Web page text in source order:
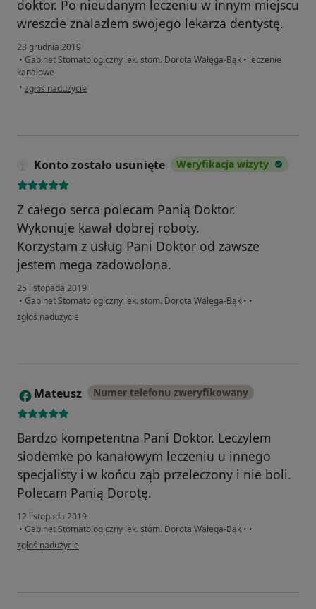
doktor. Po nieudanym leczeniu w innym miejscu
wreszcie znalazłem swojego lekarza dentystę.
23 grudnia 2019
• Gabinet Stomatologiczny lek. stom. Dorota Wałęga-Bąk • leczenie
kanałowe
• w opinii użytkownika Piotr
zgłoś nadużycie
Konto zostało usunięte Weryfikacja wizyty
Z całego serca polecam Panią Doktor.
Wykonuje kawał dobrej roboty.
Korzystam z usług Pani Doktor od zawsze
jestem mega zadowolona.
25 listopada 2019
• Gabinet Stomatologiczny lek. stom. Dorota Wałęga-Bąk • •
w opinii użytkownika Konto zostało usunięte
zgłoś nadużycie
M Mateusz Numer telefonu zweryfikowany
Bardzo kompetentna Pani Doktor. Leczylem
siodemke po kanałowym leczeniu u innego
specjalisty i w końcu ząb przeleczony i nie boli.
Polecam Panią Dorotę.
12 listopada 2019
• Gabinet Stomatologiczny lek. stom. Dorota Wałęga-Bąk • •
w opinii użytkownika Mateusz
zgłoś nadużycie